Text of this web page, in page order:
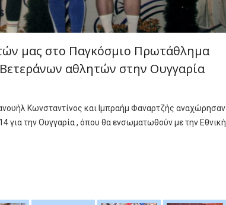
μας στο Παγκόσμιο Πρωτάθλημα
αθλητών στην Ουγγαρία
Κωνσταντίνος και Ιμπραήμ Φαναρτζής αναχώρησαν
για την Ουγγαρία , όπου θα ενσωματωθούν με την Εθνική